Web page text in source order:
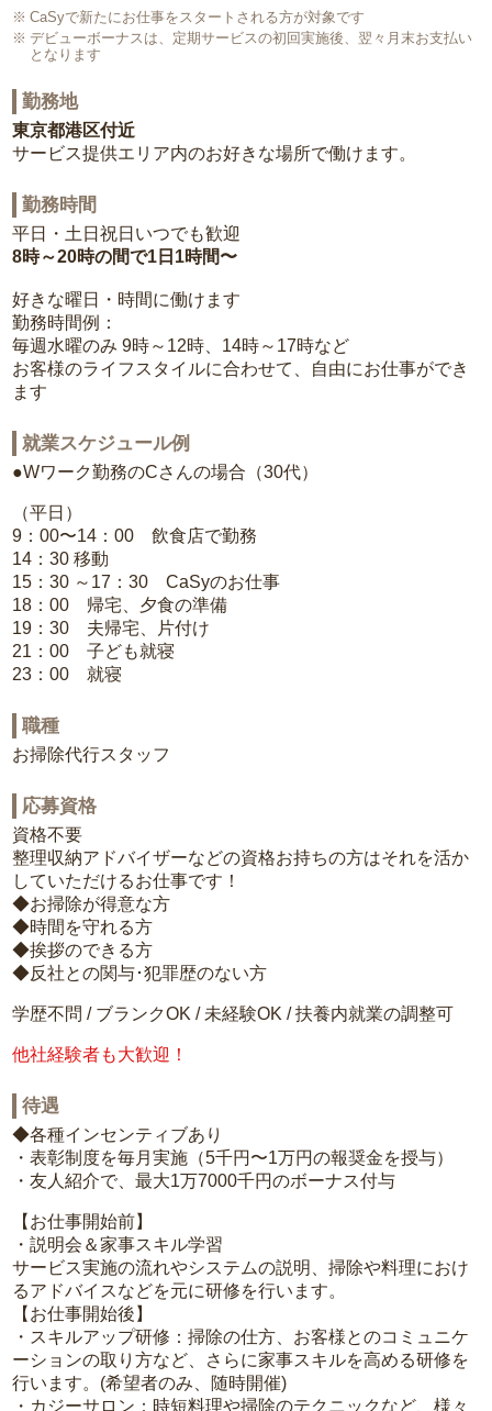
CaSyで新たにお仕事をスタートされる方が対象です
デビューボーナスは、定期サービスの初回実施後、翌々月末お支払い
となります
勤務地
東京都港区付近
サービス提供エリア内のお好きな場所で働けます。
勤務時間
平日・土日祝日いつでも歓迎
8時～20時の間で1日1時間〜
好きな曜日・時間に働けます
勤務時間例：
毎週水曜のみ 9時～12時、14時～17時など
お客様のライフスタイルに合わせて、自由にお仕事ができ
ます
就業スケジュール例
●Wワーク勤務のCさんの場合（30代）
（平日）
9：00〜14：00 飲食店で勤務
14：30 移動
15：30 ～17：30 CaSyのお仕事
18：00 帰宅、夕食の準備
19：30 夫帰宅、片付け
21：00 子ども就寝
23：00 就寝
職種
お掃除代行スタッフ
応募資格
資格不要
整理収納アドバイザーなどの資格お持ちの方はそれを活か
していただけるお仕事です！
◆お掃除が得意な方
◆時間を守れる方
◆挨拶のできる方
◆反社との関与･犯罪歴のない方
学歴不問 / ブランクOK / 未経験OK / 扶養内就業の調整可
他社経験者も大歓迎！
待遇
◆各種インセンティブあり
・表彰制度を毎月実施（5千円〜1万円の報奨金を授与）
・友人紹介で、最大1万7000千円のボーナス付与
【お仕事開始前】
・説明会＆家事スキル学習
サービス実施の流れやシステムの説明、掃除や料理におけ
るアドバイスなどを元に研修を行います。
【お仕事開始後】
・スキルアップ研修：掃除の仕方、お客様とのコミュニケ
ーションの取り方など、さらに家事スキルを高める研修を
行います。(希望者のみ、随時開催)
・カジーサロン：時短料理や掃除のテクニックなど、様々